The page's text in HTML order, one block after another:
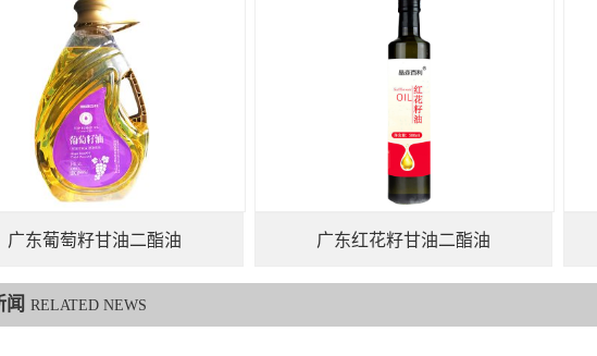
广东葡萄籽甘油二酯油 广东红花籽甘油二酯油
闻 RELATED NEWS